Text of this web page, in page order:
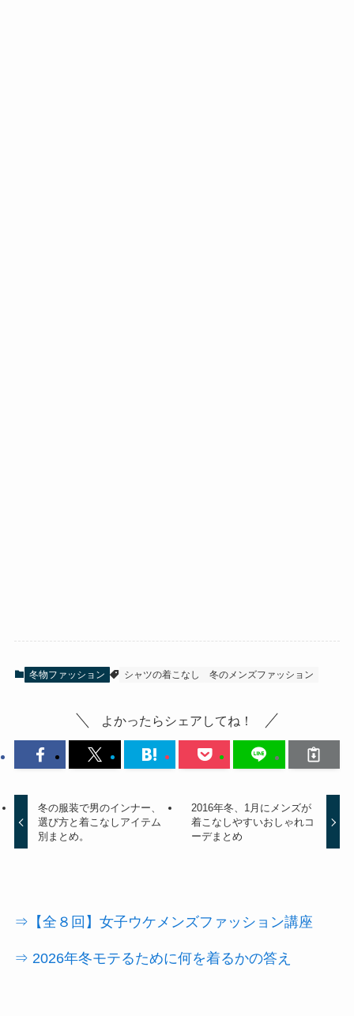
冬物ファッション シャツの着こなし 冬のメンズファッション
よかったらシェアしてね！
冬の服装で男のインナー、
選び方と着こなしアイテム
別まとめ。
2016年冬、1月にメンズが
着こなしやすいおしゃれコ
ーデまとめ
⇒【全８回】女子ウケメンズファッション講座
⇒ 2026年冬モテるために何を着るかの答え